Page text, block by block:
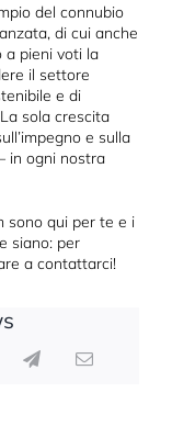
del connubio
di cui anche
a pieni voti la
il settore
e di
sola crescita
e sulla
in ogni nostra
sono qui per te e i
siano: per
a contattarci!